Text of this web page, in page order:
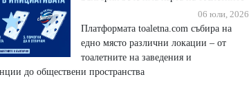
06 юли, 2026
Платформата toaletna.com събира на
едно място различни локации – от
тоалетните на заведения и
до обществени пространства